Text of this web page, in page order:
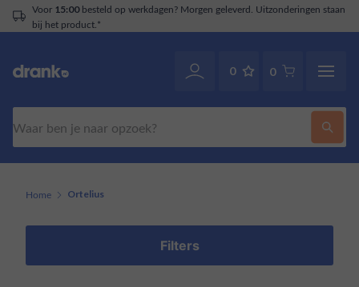
Voor 15:00besteld op werkdagen? Morgen geleverd. Uitzonderingen staan
bij het product.*
0 0
Home Ortelius
Filters